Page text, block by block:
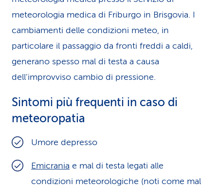
meteorologia medica di Friburgo in Brisgovia. I
cambiamenti delle condizioni meteo, in
particolare il passaggio da fronti freddi a caldi,
generano spesso mal di testa a causa
dell’improvviso cambio di pressione.
Sintomi più frequenti in caso di
meteoropatia
Umore depresso
Emicrania e mal di testa legati alle
condizioni meteorologiche (noti come mal